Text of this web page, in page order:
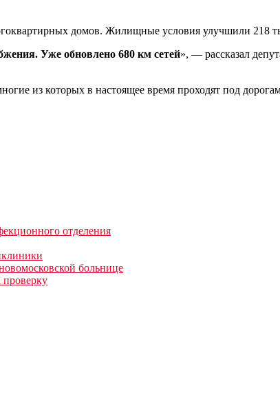
домов. Жилищные условия улучшили 218
Уже обновлено 680 км сетей», — рассказал
из которых в настоящее время проходят под
отделения
больнице
проверку